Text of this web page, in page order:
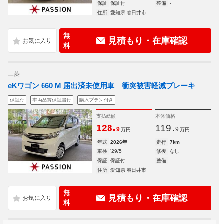
保証
保証付 整備
-
住所
愛知県 春日井市
無
料
見積もり・在庫確認
三菱
eKワゴン 660 M 届出済未使用車 衝突被害軽減ブレーキ
保証付 車両品質保証書付 購入プラン付き
支払総額
128.9 万円
本体価格
119. 9 万円
年式 2026年 走行
7km
車検
'29/5 修復
なし
保証
保証付 整備
-
住所
愛知県 春日井市
無
料
見積もり・在庫確認